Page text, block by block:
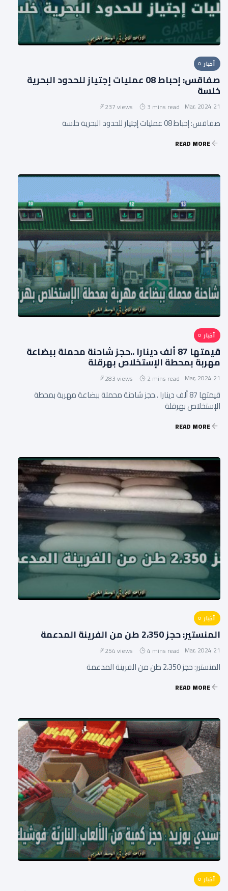
أخبار
صفاقس: إحباط 08 عمليات إجتياز للحدود البحرية
خلسة
21 Mar, 2024
3 mins read
237 views
صفاقس: إحباط 08 عمليات إجتياز للحدود البحرية خلسة
READ MORE
أخبار
قيمتها 87 ألف دينارا ..حجز شاحنة محملة ببضاعة
مهربة بمحطة الإستخلاص بهرقلة
21 Mar, 2024
2 mins read
283 views
قيمتها 87 ألف دينارا ..حجز شاحنة محملة ببضاعة مهربة بمحطة
الإستخلاص بهرقلة
READ MORE
أخبار
المنستير: حجز 2،350 طن من الفرينة المدعمة
21 Mar, 2024
4 mins read
254 views
المنستير: حجز 2،350 طن من الفرينة المدعمة
READ MORE
أخبار